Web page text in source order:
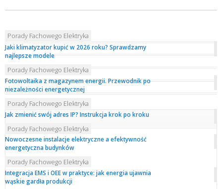
Porady Fachowego Elektryka
Jaki klimatyzator kupić w 2026 roku? Sprawdzamy
najlepsze modele
Porady Fachowego Elektryka
Fotowoltaika z magazynem energii. Przewodnik po
niezależności energetycznej
Porady Fachowego Elektryka
Jak zmienić swój adres IP? Instrukcja krok po kroku
Porady Fachowego Elektryka
Nowoczesne instalacje elektryczne a efektywność
energetyczna budynków
Porady Fachowego Elektryka
Integracja EMS i OEE w praktyce: jak energia ujawnia
wąskie gardła produkcji